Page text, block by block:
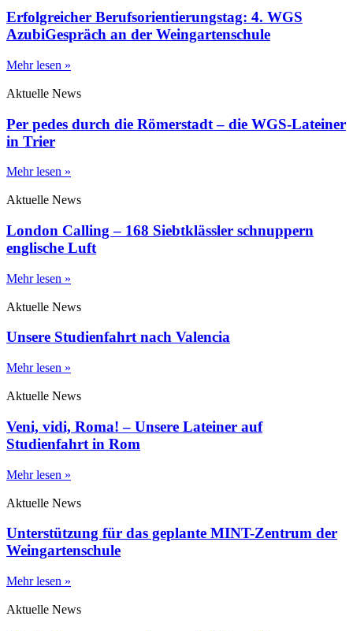
Erfolgreicher Berufsorientierungstag: 4. WGS
AzubiGespräch an der Weingartenschule
Mehr lesen »
Aktuelle News
Per pedes durch die Römerstadt – die WGS-Lateiner
in Trier
Mehr lesen »
Aktuelle News
London Calling – 168 Siebtklässler schnuppern
englische Luft
Mehr lesen »
Aktuelle News
Unsere Studienfahrt nach Valencia
Mehr lesen »
Aktuelle News
Veni, vidi, Roma! – Unsere Lateiner auf
Studienfahrt in Rom
Mehr lesen »
Aktuelle News
Unterstützung für das geplante MINT-Zentrum der
Weingartenschule
Mehr lesen »
Aktuelle News